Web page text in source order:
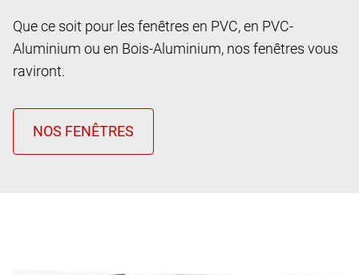
Que ce soit pour les fenêtres en PVC, en PVC-
Aluminium ou en Bois-Aluminium, nos fenêtres vous
raviront.